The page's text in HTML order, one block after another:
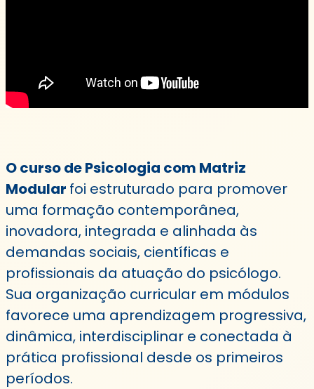
O curso de Psicologia com Matriz
Modular foi estruturado para promover
uma formação contemporânea,
inovadora, integrada e alinhada às
demandas sociais, científicas e
profissionais da atuação do psicólogo.
Sua organização curricular em módulos
favorece uma aprendizagem progressiva,
dinâmica, interdisciplinar e conectada à
prática profissional desde os primeiros
períodos.